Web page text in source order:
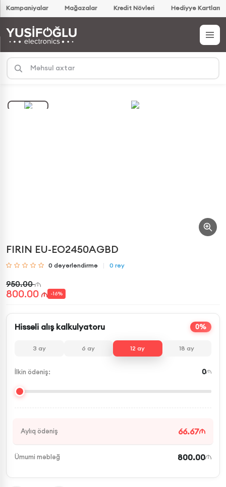
Kampaniyalar Mağazalar Kredit Növləri Hədiyyə Kartları
FIRIN EU-EO2450AGBD
0 dəyərləndirmə 0 rəy
950.00
800.00 -16%
Hissəli alış kalkulyatoru 0%
3 ay 6 ay 12 ay 18 ay
İlkin ödəniş: 0
Aylıq ödəniş 66.67
Ümumi məbləğ 800.00